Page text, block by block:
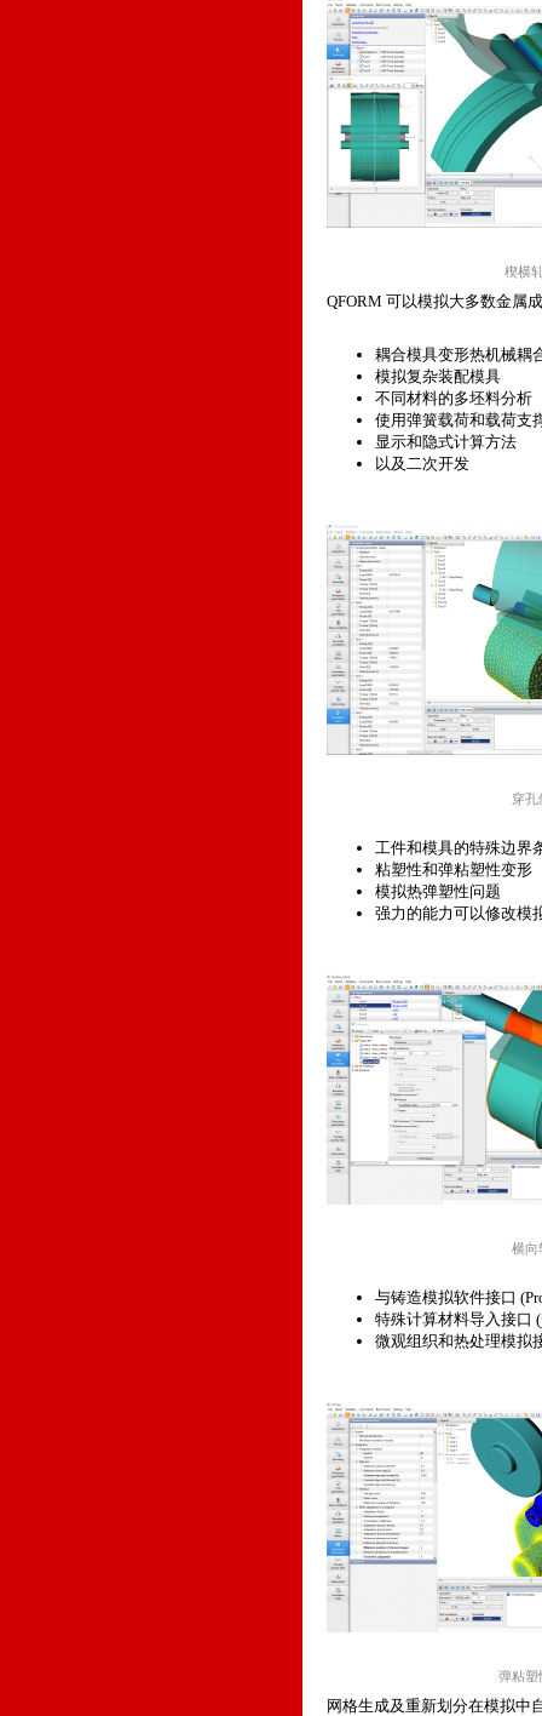
楔横
QFORM 可以模拟大多数金属
耦合模具变形热机械耦
模拟复杂装配模具
不同材料的多坯料分析
使用弹簧载荷和载荷支
显示和隐式计算方法
以及二次开发
穿孔
工件和模具的特殊边界
粘塑性和弹粘塑性变形
模拟热弹塑性问题
强力的能力可以修改模
横向
与铸造模拟软件接口
特殊计算材料导入接口
微观组织和热处理模拟
弹粘塑
网格生成及重新划分在模拟中